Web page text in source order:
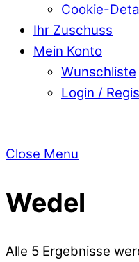
Cookie-
Ihr Zuschuss
Mein Konto
Wunschliste
Login /
Close Menu
Wedel
Alle 5 Ergebnisse